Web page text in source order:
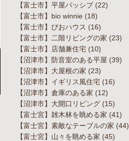
【富士市】平屋パッシブ (22)
【富士市】bio winnie (18)
【富士市】びおハウス (16)
【富士市】二階リビングの家 (23)
【富士市】店舗兼住宅 (10)
【沼津市】防音室のある平屋 (39)
【沼津市】大屋根の家 (23)
【沼津市】イギリス風住宅 (16)
【沼津市】倉庫のある家 (12)
【沼津市】大開口リビング (15)
【富士宮】雑木林を眺める家 (41)
【富士宮】素敵なテーブルの家 (44)
【富士宮】山々を眺める家 (45)